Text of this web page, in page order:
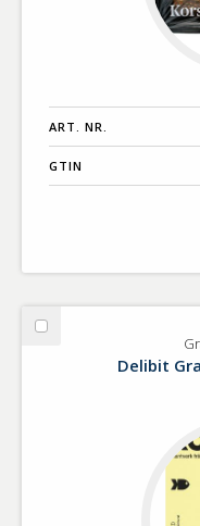
ART. NR.
GTIN
Välj
Delibit